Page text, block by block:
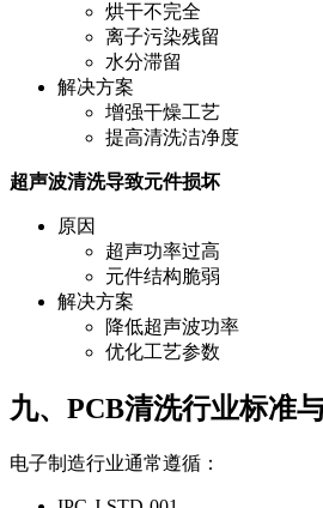
烘干不完全
离子污染残留
水分滞留
解决方案
增强干燥工艺
提高清洗洁净度
超声波清洗导致元件损坏
原因
超声功率过高
元件结构脆弱
解决方案
降低超声波功率
优化工艺参数
九、PCB清洗行业标准
电子制造行业通常遵循：